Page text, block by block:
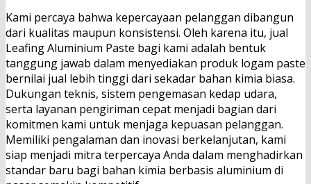
Kami percaya bahwa kepercayaan pelanggan dibangun
dari kualitas maupun konsistensi. Oleh karena itu, jual
Leafing Aluminium Paste bagi kami adalah bentuk
tanggung jawab dalam menyediakan produk logam paste
bernilai jual lebih tinggi dari sekadar bahan kimia biasa.
Dukungan teknis, sistem pengemasan kedap udara,
serta layanan pengiriman cepat menjadi bagian dari
komitmen kami untuk menjaga kepuasan pelanggan.
Memiliki pengalaman dan inovasi berkelanjutan, kami
siap menjadi mitra terpercaya Anda dalam menghadirkan
standar baru bagi bahan kimia berbasis aluminium di